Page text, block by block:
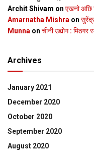
Archit Shivam on एखनो अछि
Amarnatha Mishra on
Munna on चीनी उद्योग :
Archives
January 2021
December 2020
October 2020
September 2020
August 2020